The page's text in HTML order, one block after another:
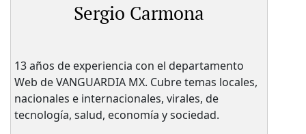
Sergio Carmona
13 años de experiencia con el departamento
Web de VANGUARDIA MX. Cubre temas locales,
nacionales e internacionales, virales, de
tecnología, salud, economía y sociedad.